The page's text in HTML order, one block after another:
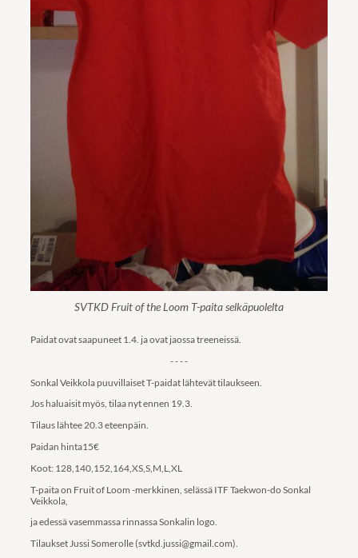
SVTKD Fruit of the Loom T-paita selkäpuolelta
Paidat ovat saapuneet 1.4. ja ovat jaossa treeneissä.
- - - -
Sonkal Veikkola puuvillaiset T-paidat lähtevät tilaukseen.
Jos haluaisit myös, tilaa nyt ennen 19.3.
Tilaus lähtee 20.3 eteenpäin.
Paidan hinta15€
Koot: 128,140,152,164,XS,S,M,L,XL
T-paita on Fruit of Loom -merkkinen, selässä ITF Taekwon-do Sonkal
Veikkola,
ja edessä vasemmassa rinnassa Sonkalin logo.
Tilaukset Jussi Somerolle (svtkd.jussi@gmail.com).